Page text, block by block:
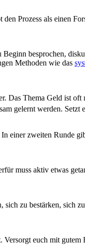
Prozess als einen
besprochen,
Methoden wie das
Thema Geld ist
gelernt werden. Setzt
einer zweiten Runde
muss aktiv etwas
zu bestärken, sich
euch mit